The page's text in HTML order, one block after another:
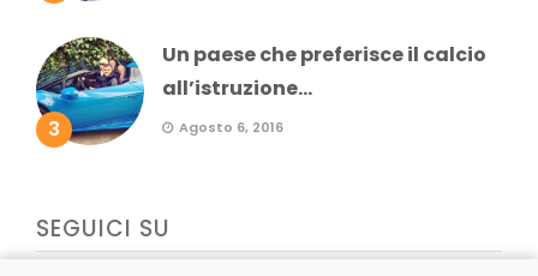
3
Un paese che preferisce il calcio
all’istruzione...
Agosto 6, 2016
SEGUICI SU